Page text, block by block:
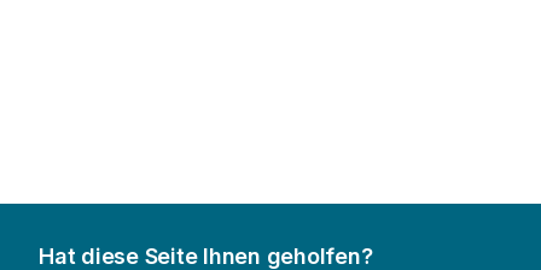
Hat diese Seite Ihnen geholfen?